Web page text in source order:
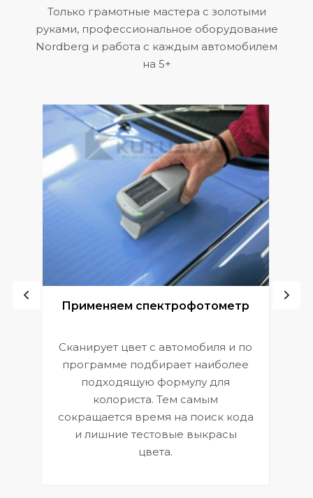
Только грамотные мастера с золотыми
руками, профессиональное оборудование
Nordberg и работа с каждым автомобилем
на 5+
Применяем спектрофотометр
Сканирует цвет с автомобиля и по
программе подбирает наиболее
подходящую формулу для
колориста. Тем самым
сокращается время на поиск кода
и лишние тестовые выкрасы
цвета.